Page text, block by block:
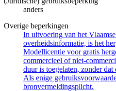
anders
Overige beperkingen
In uitvoering van het
overheidsinformatie, is het
Modellicentie voor gratis
commercieel of niet-
duur is toegelaten, zonder
Als enige
bronvermeldingsplicht.